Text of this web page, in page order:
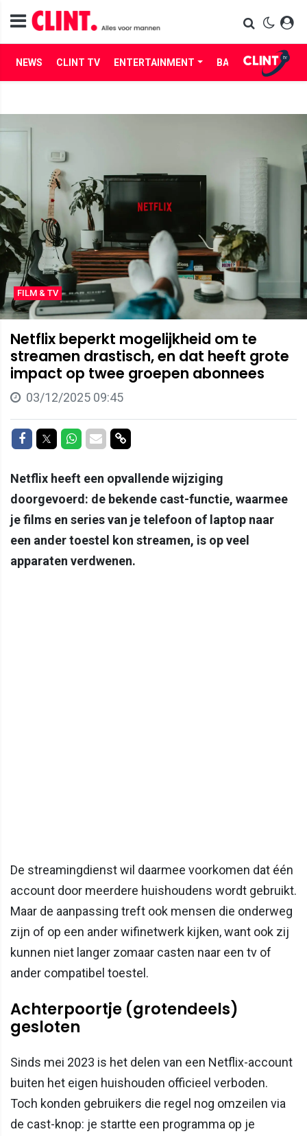
NEWS CLINT TV ENTERTAINMENT BABES LIFE
FILM & TV
Netflix beperkt mogelijkheid om te
streamen drastisch, en dat heeft grote
impact op twee groepen abonnees
03/12/2025 09:45
Delen op Facebook
Delen op Twitter
Delen op Whatsapp
Delen via Mail
Delen via link
Netflix heeft een opvallende wijziging
doorgevoerd: de bekende cast-functie, waarmee
je films en series van je telefoon of laptop naar
een ander toestel kon streamen, is op veel
apparaten verdwenen.
De streamingdienst wil daarmee voorkomen dat één
account door meerdere huishoudens wordt gebruikt.
Maar de aanpassing treft ook mensen die onderweg
zijn of op een ander wifinetwerk kijken, want ook zij
kunnen niet langer zomaar casten naar een tv of
ander compatibel toestel.
Achterpoortje (grotendeels)
gesloten
Sinds mei 2023 is het delen van een Netflix-account
buiten het eigen huishouden officieel verboden.
Toch konden gebruikers die regel nog omzeilen via
de cast-knop: je startte een programma op je